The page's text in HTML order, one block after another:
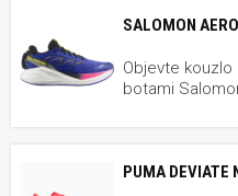
SALOMON
Objevte
botami
PUMA DEVIATE